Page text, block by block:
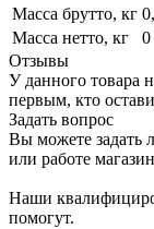
Масса брутто, кг
Масса нетто, кг
0
Отзывы
У данного товара
первым, кто
Задать вопрос
Вы можете задать
или работе
Наши
помогут.